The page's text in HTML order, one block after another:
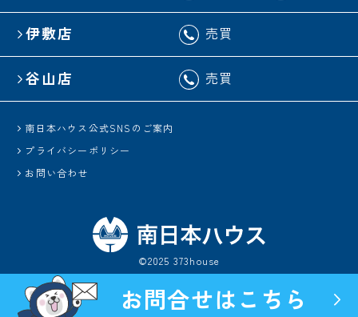
お問合せはこちら
伊敷店 売買
谷山店 売買
南日本ハウス公式SNSのご案内
プライバシーポリシー
お問い合わせ
©2025 373house